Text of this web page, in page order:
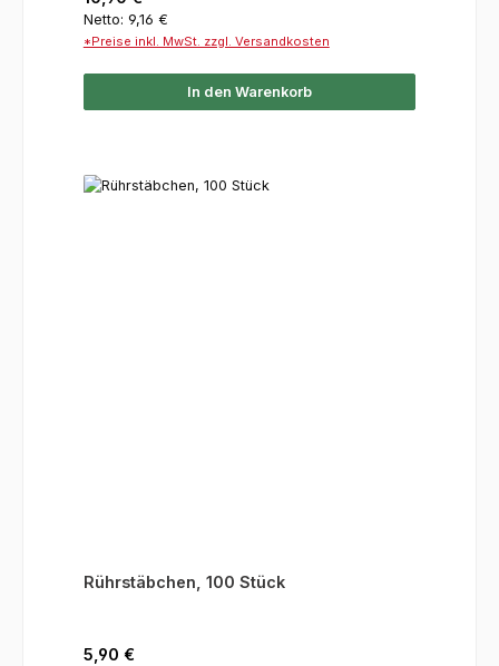
Netto: 9,16 €
*Preise inkl. MwSt. zzgl. Versandkosten
In den Warenkorb
Rührstäbchen, 100 Stück
Regulärer Preis:
5,90 €